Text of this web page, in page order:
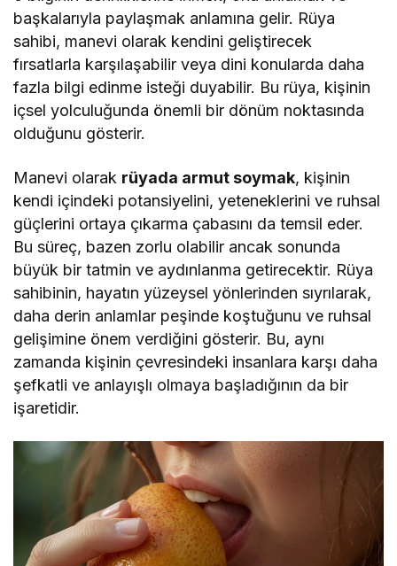
başkalarıyla paylaşmak anlamına gelir. Rüya
sahibi, manevi olarak kendini geliştirecek
fırsatlarla karşılaşabilir veya dini konularda daha
fazla bilgi edinme isteği duyabilir. Bu rüya, kişinin
içsel yolculuğunda önemli bir dönüm noktasında
olduğunu gösterir.
Manevi olarak rüyada armut soymak, kişinin
kendi içindeki potansiyelini, yeteneklerini ve ruhsal
güçlerini ortaya çıkarma çabasını da temsil eder.
Bu süreç, bazen zorlu olabilir ancak sonunda
büyük bir tatmin ve aydınlanma getirecektir. Rüya
sahibinin, hayatın yüzeysel yönlerinden sıyrılarak,
daha derin anlamlar peşinde koştuğunu ve ruhsal
gelişimine önem verdiğini gösterir. Bu, aynı
zamanda kişinin çevresindeki insanlara karşı daha
şefkatli ve anlayışlı olmaya başladığının da bir
işaretidir.